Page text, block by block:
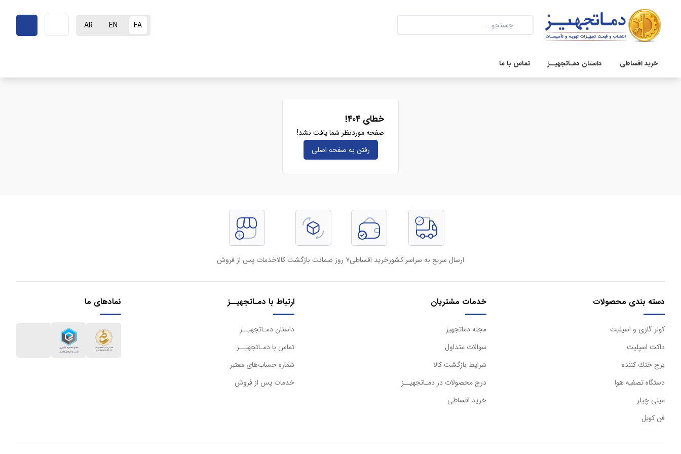
FA
EN
AR
خرید اقساطی داستان دمـاتجهیــز تماس با ما
خطای ۴۰۴!
صفحه موردنظر شما یافت نشد!
رفتن به صفحه‌ اصلی
ارسال سریع به سراسر کشورخرید اقساطی۷ روز ضمانت بازگشت کالا خدمات پس از فروش
دسته بندی محصولات
كولر گازی و اسپليت
داكت اسپليت
برج خنك كننده
دستگاه تصفيه هوا
مینی چیلر
فن کویل
خدمات مشتریان
مجله دماتجهیز
سوالات متداول
شرایط بازگشت کالا
درج محصولات در دمـاتجهیــز
خرید اقساطی
ارتباط با دمـاتجهیــز
داستان دمـاتجهیــز
تماس با دمـاتجهیــز
شماره حساب‌های معتبر
خدمات پس از فروش
نمادهای ما